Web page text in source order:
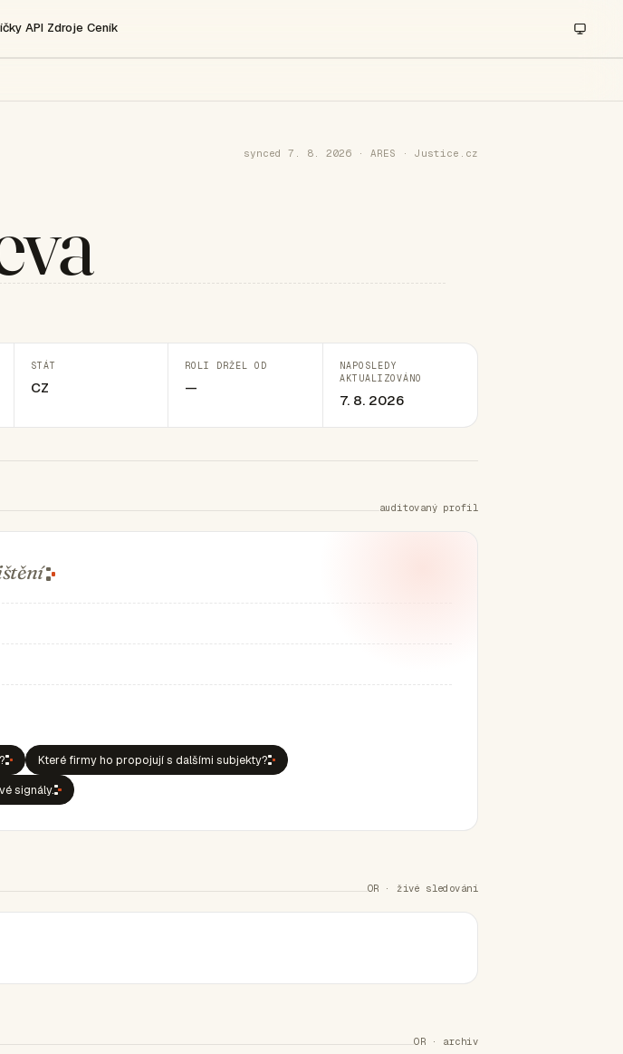
API Zdroje Ceník
synced 7. 8. 2026 · ARES · Justice.cz
STÁT
CZ
ROLI DRŽEL OD
—
NAPOSLEDY
AKTUALIZOVÁNO
7. 8. 2026
auditovaný profil
Které firmy ho propojují s dalšími subjekty?
signály.
OR · živé sledování
OR · archiv